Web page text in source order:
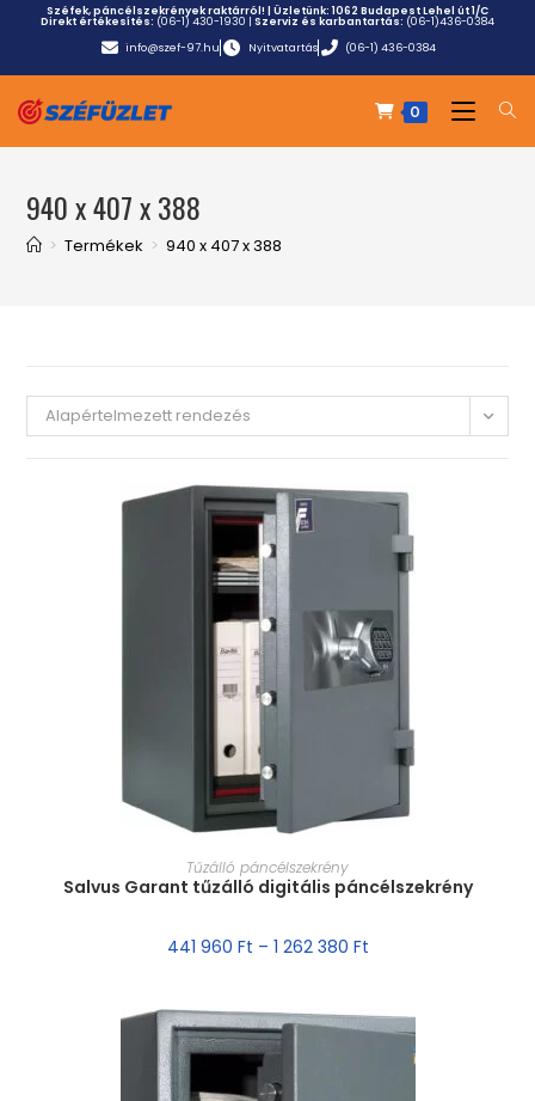
Széfek, páncélszekrények raktárról! | Üzletünk:1062 Budapest Lehel út 1/C
Direkt értékesítés: (06-1) 430-1930 | Szerviz és karbantartás: (06-1)436-0384
info@szef-97.hu
Nyitvatartás (06-1) 436-0384
0
940 x 407 x 388
> Termékek > 940 x 407 x 388
Alapértelmezett rendezés
MÉRET VÁLASZTÁSA
Tűzálló páncélszekrény
Salvus Garant tűzálló digitális páncélszekrény
441 960 Ft – 1 262 380 Ft